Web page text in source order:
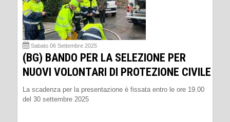
Sabato 06 Settembre 2025
(BG) BANDO PER LA SELEZIONE PER
NUOVI VOLONTARI DI PROTEZIONE CIVILE
La scadenza per la presentazione è fissata entro le ore 19.00
del 30 settembre 2025